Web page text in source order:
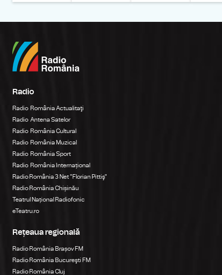
Radio
Radio România Actualitaţi
Radio Antena Satelor
Radio România Cultural
Radio România Muzical
Radio România Sport
Radio România Internațional
Radio România 3 Net "Florian Pittiş"
Radio România Chișinău
Teatrul Național Radiofonic
eTeatru.ro
Rețeaua regională
Radio România Brașov FM
Radio România Bucureşti FM
Radio România Cluj